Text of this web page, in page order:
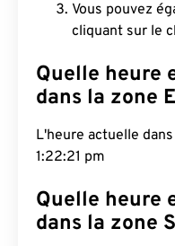
Vous pouvez
cliquant sur le
Quelle heure
dans la zone
L'heure actuelle
1:22:22 pm
Quelle heure
dans la zone